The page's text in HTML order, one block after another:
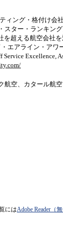
ィング・格付け会
スター・ランキン
を超える航空会社
エアライン・アワ
Excellence,
航空、カタール航
にはAdobe Reader（無